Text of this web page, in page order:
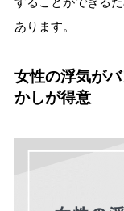
あります。
女性の浮気が
かしが得意